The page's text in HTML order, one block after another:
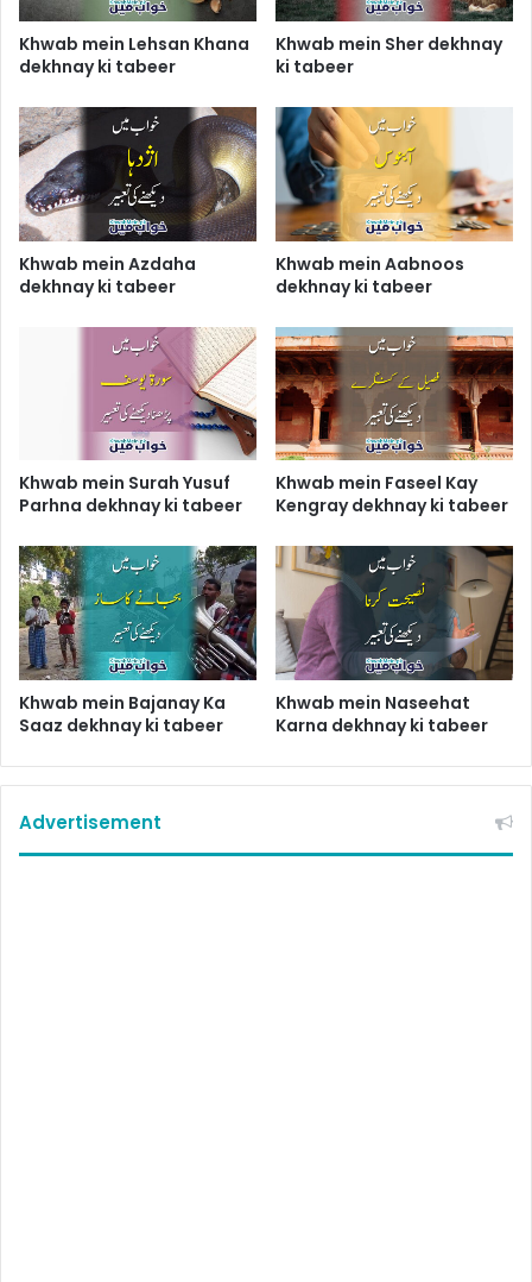
Khwab mein Lehsan Khana
dekhnay ki tabeer
Khwab mein Sher dekhnay
ki tabeer
Khwab mein Azdaha
dekhnay ki tabeer
Khwab mein Aabnoos
dekhnay ki tabeer
Khwab mein Surah Yusuf
Parhna dekhnay ki tabeer
Khwab mein Faseel Kay
Kengray dekhnay ki tabeer
Khwab mein Bajanay Ka
Saaz dekhnay ki tabeer
Khwab mein Naseehat
Karna dekhnay ki tabeer
Advertisement